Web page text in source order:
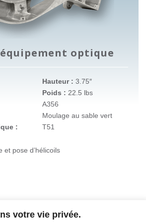
votre vie privée.
optique
Hauteur : 3.75″
Poids : 22.5 lbs
A356
Moulage au sable vert
:
T51
et pose d’hélicoils
Services